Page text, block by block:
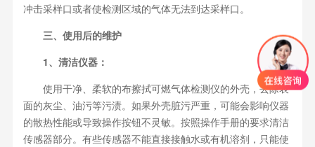
冲击采样口或者使检测区域的气体无法到达采样口。
三、使用后的维护
1、清洁仪器：
使用干净、柔软的布擦拭可燃气体检测仪的外壳，去除表
面的灰尘、油污等污渍。如果外壳脏污严重，可能会影响仪器
的散热性能或导致操作按钮不灵敏。按照操作手册的要求清洁
传感器部分。有些传感器不能直接接触水或有机溶剂，只能使